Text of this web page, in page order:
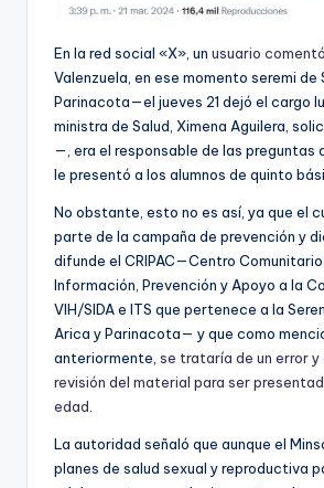
En la red social «X», un usuario comentó
Valenzuela, en ese momento seremi de
Parinacota—el jueves 21 dejó el cargo
ministra de Salud, Ximena Aguilera,
—, era el responsable de las preguntas
le presentó a los alumnos de quinto
No obstante, esto no es así, ya que el
parte de la campaña de prevención y
difunde el CRIPAC—Centro Comunitario
Información, Prevención y Apoyo a la
VIH/SIDA e ITS que pertenece a la
Arica y Parinacota— y que como
anteriormente, se trataría de un error
revisión del material para ser
edad
La autoridad señaló que aunque el
planes de salud sexual y reproductiva